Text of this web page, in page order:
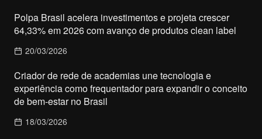
Polpa Brasil acelera investimentos e projeta crescer
64,33% em 2026 com avanço de produtos clean label
20/03/2026
Criador de rede de academias une tecnologia e
experiência como frequentador para expandir o conceito
de bem-estar no Brasil
18/03/2026